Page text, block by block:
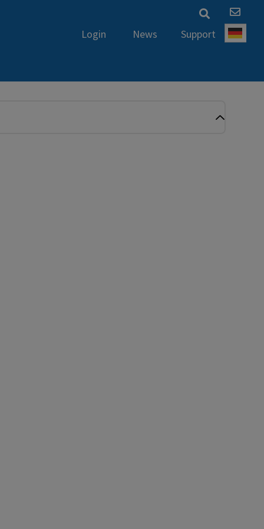
Login News Support